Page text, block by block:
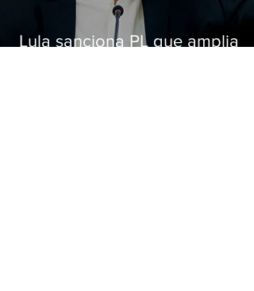
Lula sanciona PL que amplia